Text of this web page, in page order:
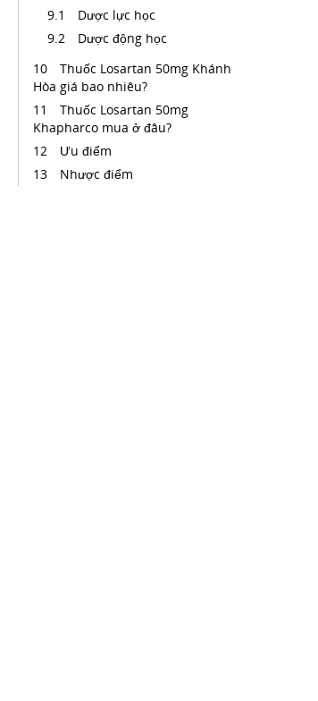
Dược lực học
Dược động học
Thuốc Losartan 50mg Khánh
Hòa giá bao nhiêu?
Thuốc Losartan 50mg
Khapharco mua ở đâu?
Ưu điểm
Nhược điểm